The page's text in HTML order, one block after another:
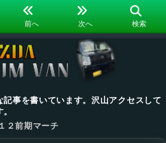
前へ 次へ 検索
事を書いています。沢山アクセスして
２前期マーチ